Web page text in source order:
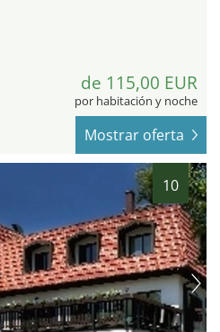
de 115,00 EUR
por habitación y noche
Mostrar oferta
10